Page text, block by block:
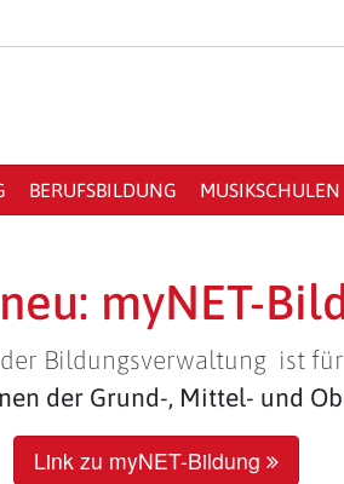
BERUFSBILDUNG MUSIKSCHULEN
myNET-
Bildungsverwaltung ist für
der Grund-, Mittel- und
Link zu myNET-Bildung